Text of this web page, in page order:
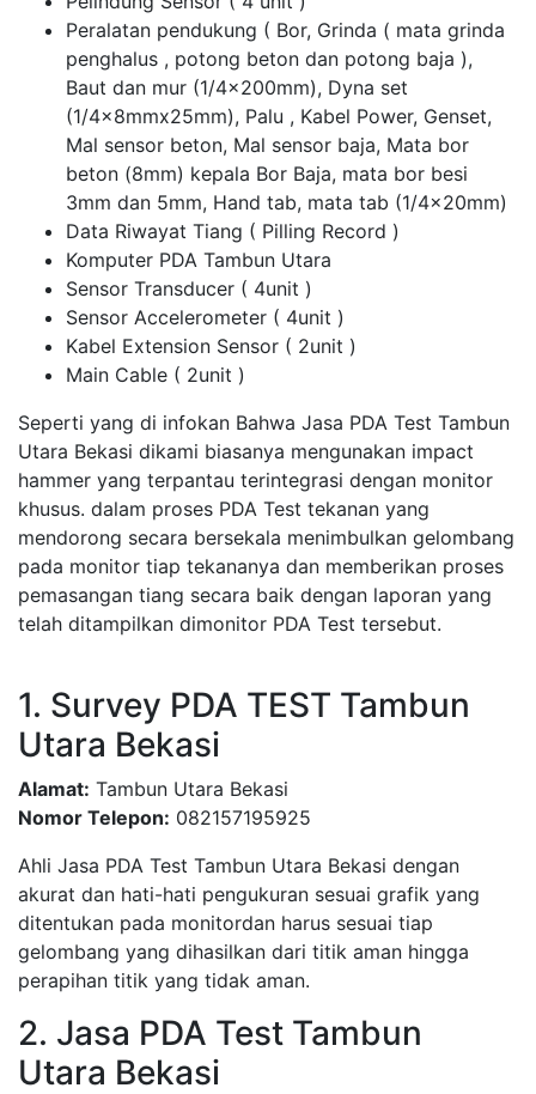
Peralatan pendukung ( Bor, Grinda ( mata grinda
penghalus , potong beton dan potong baja ),
Baut dan mur (1/4x200mm), Dyna set
(1/4x8mmx25mm), Palu , Kabel Power, Genset,
Mal sensor beton, Mal sensor baja, Mata bor
beton (8mm) kepala Bor Baja, mata bor besi
3mm dan 5mm, Hand tab, mata tab (1/4x20mm)
Data Riwayat Tiang ( Pilling Record )
Komputer PDA Tambun Utara
Sensor Transducer ( 4unit )
Sensor Accelerometer ( 4unit )
Kabel Extension Sensor ( 2unit )
Main Cable ( 2unit )
Seperti yang di infokan Bahwa Jasa PDA Test Tambun
Utara Bekasi dikami biasanya mengunakan impact
hammer yang terpantau terintegrasi dengan monitor
khusus. dalam proses PDA Test tekanan yang
mendorong secara bersekala menimbulkan gelombang
pada monitor tiap tekananya dan memberikan proses
pemasangan tiang secara baik dengan laporan yang
telah ditampilkan dimonitor PDA Test tersebut.
1. Survey PDA TEST Tambun
Utara Bekasi
Alamat: Tambun Utara Bekasi
Nomor Telepon: 082157195925
Ahli Jasa PDA Test Tambun Utara Bekasi dengan
akurat dan hati-hati pengukuran sesuai grafik yang
ditentukan pada monitordan harus sesuai tiap
gelombang yang dihasilkan dari titik aman hingga
perapihan titik yang tidak aman.
2. Jasa PDA Test Tambun
Utara Bekasi